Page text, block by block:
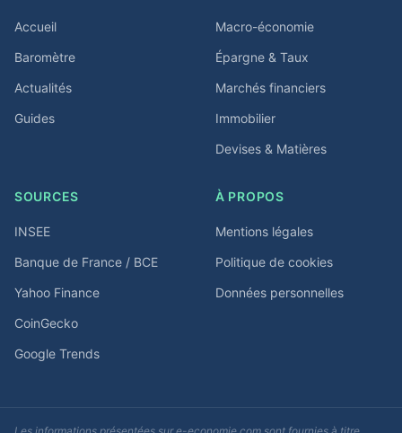
Accueil
Baromètre
Actualités
Guides
Macro-économie
Épargne & Taux
Marchés financiers
Immobilier
Devises & Matières
SOURCES
INSEE
Banque de France / BCE
Yahoo Finance
CoinGecko
Google Trends
À PROPOS
Mentions légales
Politique de cookies
Données personnelles